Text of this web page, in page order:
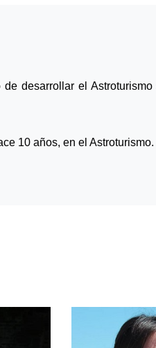
desarrollar el
10 años, en el Astroturismo.